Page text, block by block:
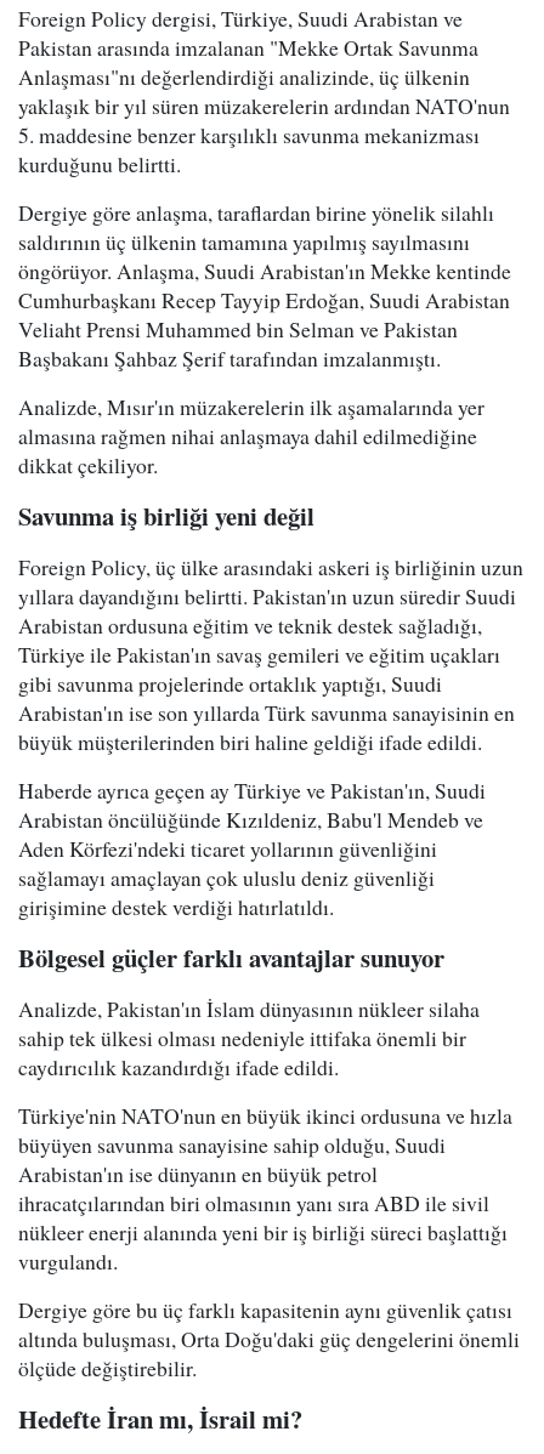
Foreign Policy dergisi, Türkiye, Suudi Arabistan ve
Pakistan arasında imzalanan "Mekke Ortak Savunma
Anlaşması"nı değerlendirdiği analizinde, üç ülkenin
yaklaşık bir yıl süren müzakerelerin ardından NATO'nun
5. maddesine benzer karşılıklı savunma mekanizması
kurduğunu belirtti.
Dergiye göre anlaşma, taraflardan birine yönelik silahlı
saldırının üç ülkenin tamamına yapılmış sayılmasını
öngörüyor. Anlaşma, Suudi Arabistan'ın Mekke kentinde
Cumhurbaşkanı Recep Tayyip Erdoğan, Suudi Arabistan
Veliaht Prensi Muhammed bin Selman ve Pakistan
Başbakanı Şahbaz Şerif tarafından imzalanmıştı.
Analizde, Mısır'ın müzakerelerin ilk aşamalarında yer
almasına rağmen nihai anlaşmaya dahil edilmediğine
dikkat çekiliyor.
Savunma iş birliği yeni değil
Foreign Policy, üç ülke arasındaki askeri iş birliğinin uzun
yıllara dayandığını belirtti. Pakistan'ın uzun süredir Suudi
Arabistan ordusuna eğitim ve teknik destek sağladığı,
Türkiye ile Pakistan'ın savaş gemileri ve eğitim uçakları
gibi savunma projelerinde ortaklık yaptığı, Suudi
Arabistan'ın ise son yıllarda Türk savunma sanayisinin en
büyük müşterilerinden biri haline geldiği ifade edildi.
Haberde ayrıca geçen ay Türkiye ve Pakistan'ın, Suudi
Arabistan öncülüğünde Kızıldeniz, Babu'l Mendeb ve
Aden Körfezi'ndeki ticaret yollarının güvenliğini
sağlamayı amaçlayan çok uluslu deniz güvenliği
girişimine destek verdiği hatırlatıldı.
Bölgesel güçler farklı avantajlar sunuyor
Analizde, Pakistan'ın İslam dünyasının nükleer silaha
sahip tek ülkesi olması nedeniyle ittifaka önemli bir
caydırıcılık kazandırdığı ifade edildi.
Türkiye'nin NATO'nun en büyük ikinci ordusuna ve hızla
büyüyen savunma sanayisine sahip olduğu, Suudi
Arabistan'ın ise dünyanın en büyük petrol
ihracatçılarından biri olmasının yanı sıra ABD ile sivil
nükleer enerji alanında yeni bir iş birliği süreci başlattığı
vurgulandı.
Dergiye göre bu üç farklı kapasitenin aynı güvenlik çatısı
altında buluşması, Orta Doğu'daki güç dengelerini önemli
ölçüde değiştirebilir.
Hedefte İran mı, İsrail mi?